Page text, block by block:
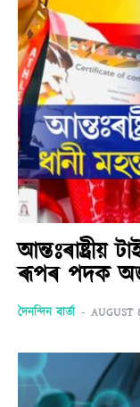
আন্তঃৰাষ্ট্ৰীয়
ৰূপৰ পদক
দৈনন্দিন বাৰ্তা - AUGUST